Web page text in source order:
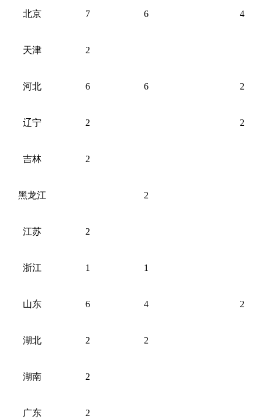
北京 7 6 4
天津 2
河北 6 6 2
辽宁 2 2
吉林 2
黑龙江 2
江苏 2
浙江 1 1
山东 6 4 2
湖北 2 2
湖南 2
广东 2